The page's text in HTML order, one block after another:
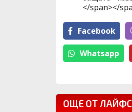
</span></
Facebook
Whatsapp
ОЩЕ ОТ